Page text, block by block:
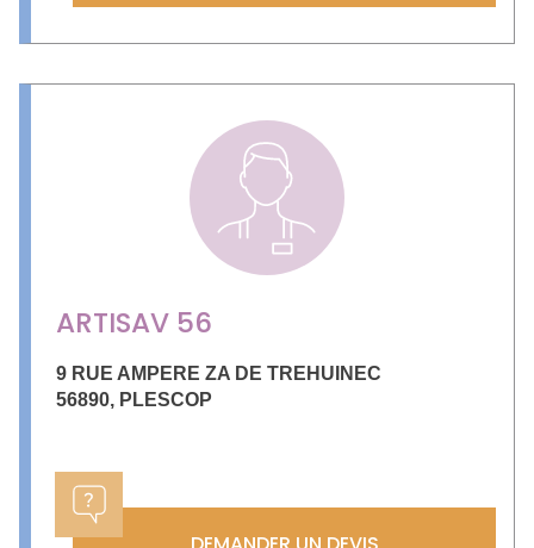
ARTISAV 56
9 RUE AMPERE ZA DE TREHUINEC
56890, PLESCOP